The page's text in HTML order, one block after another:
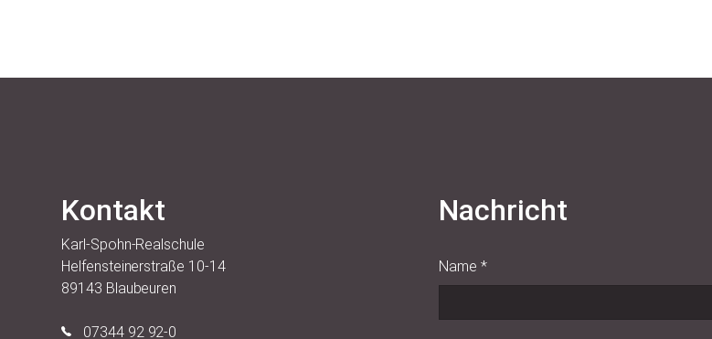
Kontakt
Karl-Spohn-Realschule
Helfensteinerstraße 10-14
89143 Blaubeuren
07344 92 92-0
Nachricht
Name*